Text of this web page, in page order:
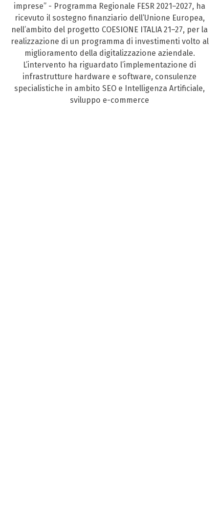
imprese” - Programma Regionale FESR 2021–2027, ha
ricevuto il sostegno finanziario dell’Unione Europea,
nell’ambito del progetto COESIONE ITALIA 21–27, per la
realizzazione di un programma di investimenti volto al
miglioramento della digitalizzazione aziendale.
L’intervento ha riguardato l’implementazione di
infrastrutture hardware e software, consulenze
specialistiche in ambito SEO e Intelligenza Artificiale,
sviluppo e-commerce